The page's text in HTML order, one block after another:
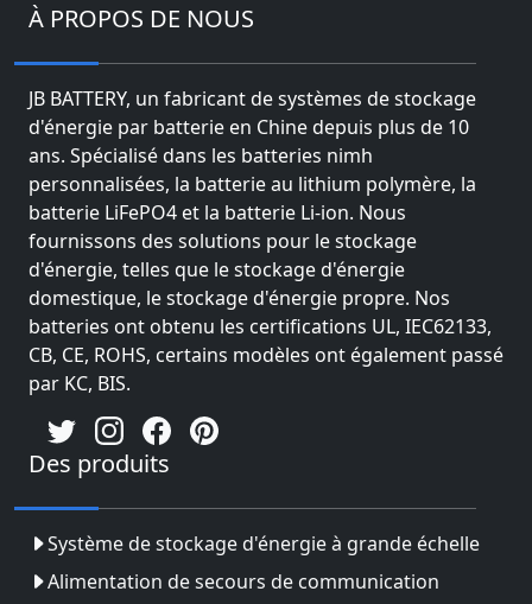
À PROPOS DE NOUS
JB BATTERY, un fabricant de systèmes de stockage
d'énergie par batterie en Chine depuis plus de 10
ans. Spécialisé dans les batteries nimh
personnalisées, la batterie au lithium polymère, la
batterie LiFePO4 et la batterie Li-ion. Nous
fournissons des solutions pour le stockage
d'énergie, telles que le stockage d'énergie
domestique, le stockage d'énergie propre. Nos
batteries ont obtenu les certifications UL, IEC62133,
CB, CE, ROHS, certains modèles ont également passé
par KC, BIS.
Des produits
Système de stockage d'énergie à grande échelle
Alimentation de secours de communication